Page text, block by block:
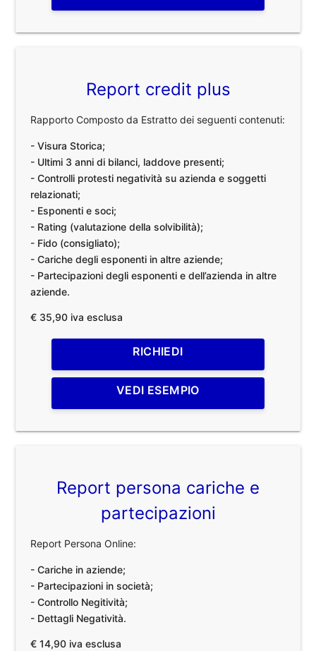
Report credit plus
Rapporto Composto da Estratto dei seguenti contenuti:
- Visura Storica;
- Ultimi 3 anni di bilanci, laddove presenti;
- Controlli protesti negatività su azienda e soggetti
relazionati;
- Esponenti e soci;
- Rating (valutazione della solvibilità);
- Fido (consigliato);
- Cariche degli esponenti in altre aziende;
- Partecipazioni degli esponenti e dell’azienda in altre
aziende.
€ 35,90 iva esclusa
RICHIEDI
VEDI ESEMPIO
Report persona cariche e
partecipazioni
Report Persona Online:
- Cariche in aziende;
- Partecipazioni in società;
- Controllo Negitività;
- Dettagli Negatività.
€ 14,90 iva esclusa